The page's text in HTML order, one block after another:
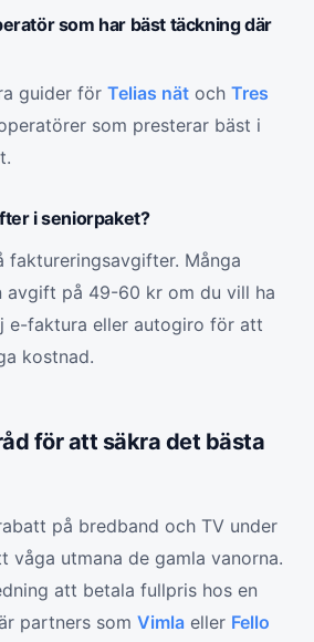
som har bäst täckning där
guider för Telias nät och Tres
som presterar bäst i
i seniorpaket?
faktureringsavgifter. Många
avgift på 49-60 kr om du vill ha
e-faktura eller autogiro för att
kostnad.
för att säkra det bästa
på bredband och TV under
våga utmana de gamla vanorna.
att betala fullpris hos en
partners som Vimla eller Fello